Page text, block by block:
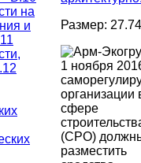
на
и
Размер:
1 ноября
организации
сфере
(СРО)
разместить